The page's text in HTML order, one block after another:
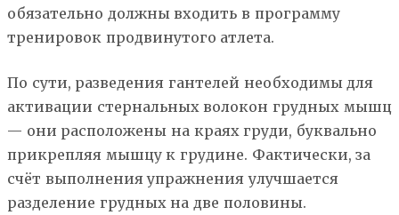
обязательно должны входить в программу
тренировок продвинутого атлета.
По сути, разведения гантелей необходимы для
активации стернальных волокон грудных мышц
— они расположены на краях груди, буквально
прикрепляя мышцу к грудине. Фактически, за
счёт выполнения упражнения улучшается
разделение грудных на две половины.